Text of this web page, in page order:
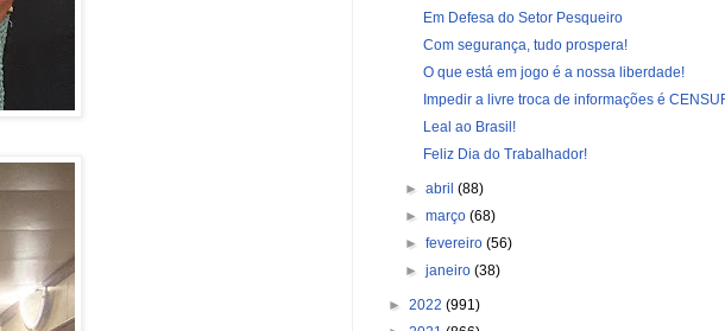
Em Defesa do Setor Pesqueiro
Com segurança, tudo prospera!
O que está em jogo é a nossa liberdade!
Impedir a livre troca de informações é
Leal ao Brasil!
Feliz Dia do Trabalhador!
►abril(88)
►março(68)
►fevereiro(56)
►janeiro(38)
► 2022 (991)